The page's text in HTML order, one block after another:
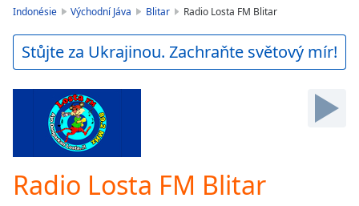
Play
Video
Backward
Mute
Current
Time0:00
Indonésie Východní Jáva Blitar Radio Losta FM Blitar
Stůjte za Ukrajinou. Zachraňte světový mír!
Radio Losta FM Blitar